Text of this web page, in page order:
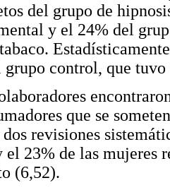
del grupo de
y el 24% del
grupo control, que
que se
revisiones
el 23% de las mujeres
(6,52).